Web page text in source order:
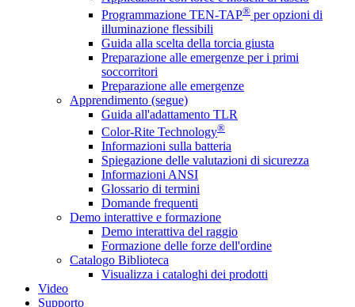
Programmazione TEN-TAP® per opzioni di
illuminazione flessibili
Guida alla scelta della torcia giusta
Preparazione alle emergenze per i primi
soccorritori
Preparazione alle emergenze
Apprendimento (segue)
Guida all'adattamento TLR
Color-Rite Technology®
Informazioni sulla batteria
Spiegazione delle valutazioni di sicurezza
Informazioni ANSI
Glossario di termini
Domande frequenti
Demo interattive e formazione
Demo interattiva del raggio
Formazione delle forze dell'ordine
Catalogo Biblioteca
Visualizza i cataloghi dei prodotti
Video
Supporto